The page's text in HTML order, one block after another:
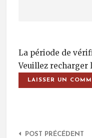
La période de
Veuillez recharger
Post
POST PRÉCÉDENT